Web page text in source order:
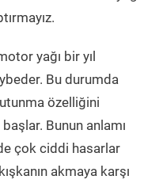
yağı bir yıl
Bu durumda
özelliğini
Bunun anlamı
çok ciddi hasarlar
akmaya karşı